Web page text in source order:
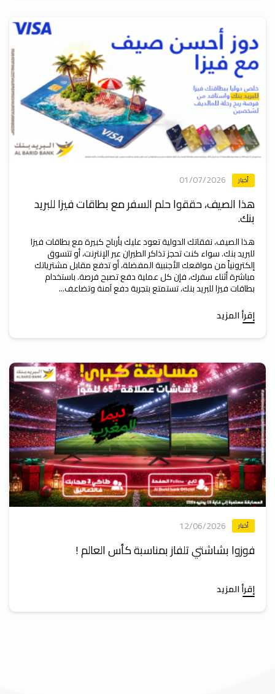
أخبار 01/07/2026
هذا الصيف، حققوا حلم السفر مع بطاقات فيزا للبريد
بنك.
هذا الصيف، نفقاتك الدولية تعود عليك بأرباح كبيرة مع بطاقات فيزا
للبريد بنك. سواء كنت تحجز تذاكر الطيران عبر الإنترنت، أو تتسوق
إلكترونياً من مواقعك الأجنبية المفضلة، أو تدفع مقابل مشترياتك
مباشرة أثناء سفرك، فإن كل عملية دفع تصبح فرصة. باستخدام
بطاقات فيزا للبريد بنك، تستمتع بتجربة دفع آمنة وتضاعف...
إقرأ المزيد
أخبار 12/06/2026
فوزوا بشاشتي تلفاز بمناسبة كأس العالم !
إقرأ المزيد